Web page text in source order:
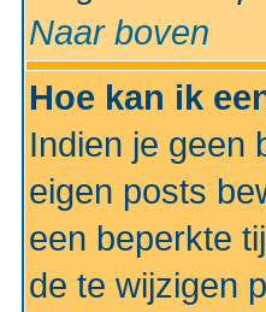
Naar boven
Hoe kan ik
Indien je geen
eigen posts
een beperkte
de te wijzigen